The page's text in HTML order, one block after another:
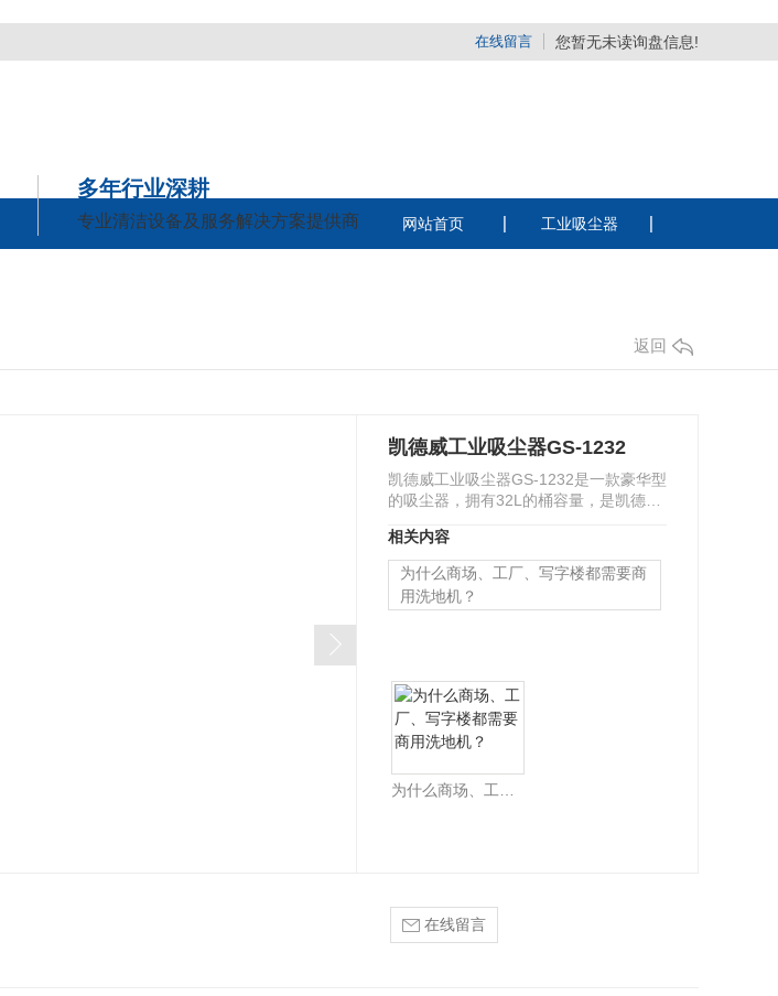
在线留言 您暂无未读询盘信息!
多年行业深耕
专业清洁设备及服务解决方案提供商 网站首页 工业吸尘器
电瓶吸尘器
酒店用静音吸尘器
行业动态 企业相册
返回
凯德威工业吸尘器GS-1232
凯德威工业吸尘器GS-1232是一款豪华型
的吸尘器，拥有32L的桶容量，是凯德威
有车架使用起来很…
相关内容
为什么商场、工厂、写字楼都需要商
用洗地机？
在线留言